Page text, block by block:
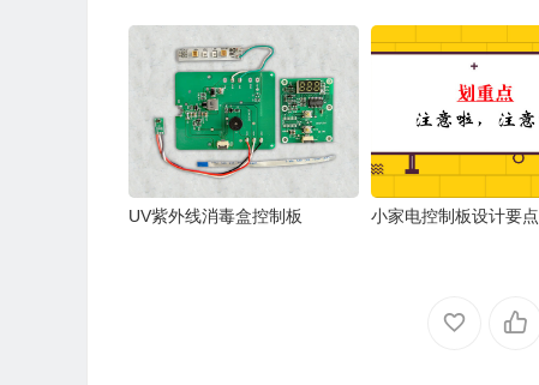
UV紫外线消毒盒控制板 小家电控制板设计要点